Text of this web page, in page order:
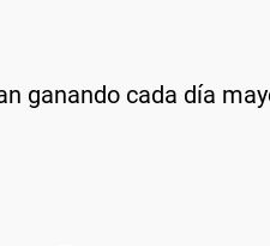
ganando cada día